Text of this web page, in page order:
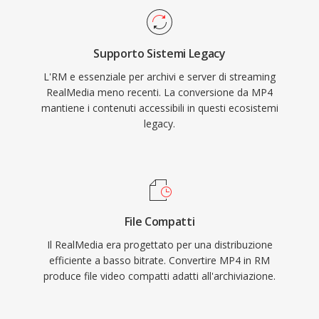
riproduzione alla larghezza di banda disponibile
in tempo reale. Il contenitore supporta
metadati per titolo, autore e informazioni sul
copyright, e RealNetworks ha sviluppato i
protocolli di streaming RTSP e PNA insieme al
formato per una distribuzione efficiente in rete.
video guardabile a bitrate bassi fino a 20-30
kbps quando gli approcci concorrenti
faticavano. Sebbene RealMedia sia stato
largamente sostituito dalle moderne tecnologie
di streaming, i file RM restano negli archivi della
prima era di internet, incluse organizzazioni
Supporto Sistemi Legacy
L'RM e essenziale per archivi e server di streaming
RealMedia meno recenti. La conversione da MP4
mantiene i contenuti accessibili in questi ecosistemi
legacy.
File Compatti
Il RealMedia era progettato per una distribuzione
efficiente a basso bitrate. Convertire MP4 in RM
produce file video compatti adatti all'archiviazione.